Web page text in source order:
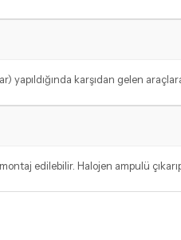
karşıdan gelen
edilebilir. Halojen ampulü